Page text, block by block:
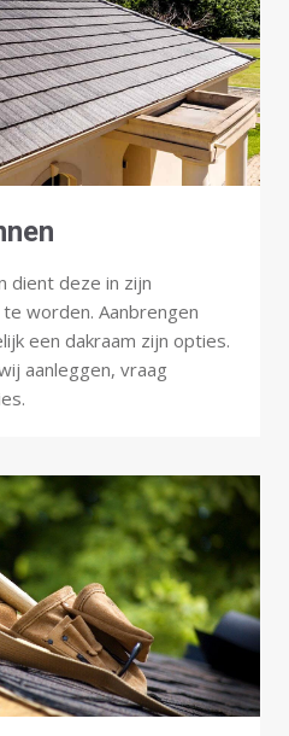
dient deze in zijn
worden. Aanbrengen
een dakraam zijn opties.
aanleggen, vraag